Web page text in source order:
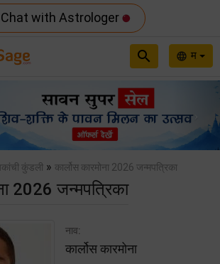
Chat with Astrologer
language म
search
कुंडली » कार्लोस कारमोना 2026 जन्मपत्रिका
2026 जन्मपत्रिका
नाव:
कार्लोस कारमोना